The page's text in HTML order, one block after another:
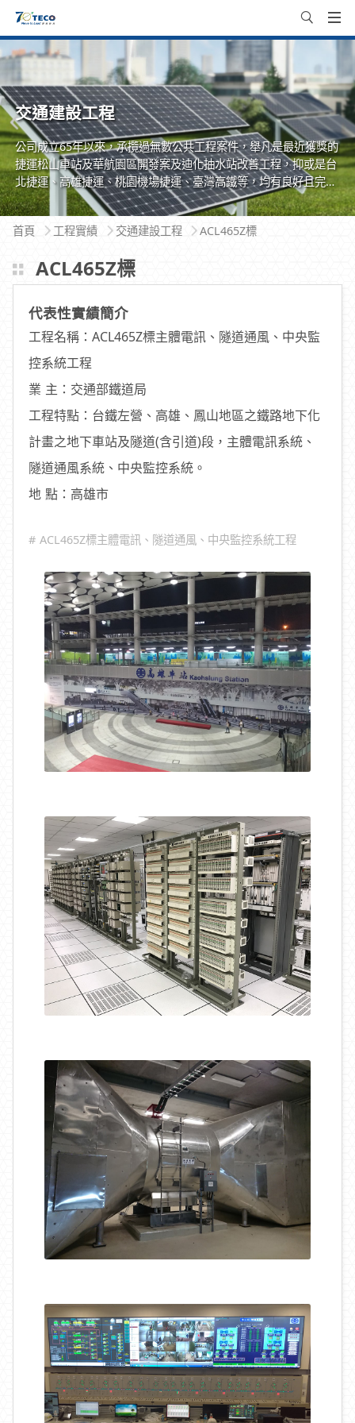
交通建設工程
公司成立65年以來，承攬過無數公共工程案件，舉凡是最近獲獎的
捷運松山車站及華航園區開發案及迪化抽水站改善工程，抑或是台
北捷運、高雄捷運、桃園機場捷運、臺灣高鐵等，均有良好且完整
之實績，顯示東元公司在人力需求方面，擁有足夠的專業領域人
才，可提供最安心的服務。
首頁
工程實績 交通建設工程 ACL465Z標
ACL465Z標
代表性實績簡介
工程名稱：ACL465Z標主體電訊、隧道通風、中央監
控系統工程
業 主：交通部鐵道局
工程特點：台鐵左營、高雄、鳳山地區之鐵路地下化
計畫之地下車站及隧道(含引道)段，主體電訊系統、
隧道通風系統、中央監控系統。
地 點：高雄市
# ACL465Z標主體電訊、隧道通風、中央監控系統工程